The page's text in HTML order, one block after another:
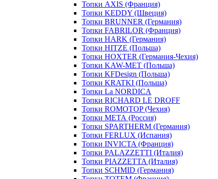
Топки AXIS (Франция)
Топки KEDDY (Швеция)
Топки BRUNNER (Германия)
Топки FABRILOR (Франция)
Топки HARK (Германия)
Топки HITZE (Польша)
Топки HOXTER (Германия-Чехия)
Топки KAW-MET (Польша)
Топки KFDesign (Польша)
Топки KRATKI (Польша)
Топки La NORDICA
Топки RICHARD LE DROFF
Топки ROMOTOP (Чехия)
Топки МЕТА (Россия)
Топки SPARTHERM (Германия)
Топки FERLUX (Испания)
Топки INVICTA (Франция)
Топки PALAZZETTI (Италия)
Топки PIAZZETTA (Италия)
Топки SCHMID (Германия)